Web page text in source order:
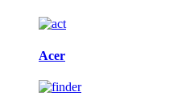
Acer